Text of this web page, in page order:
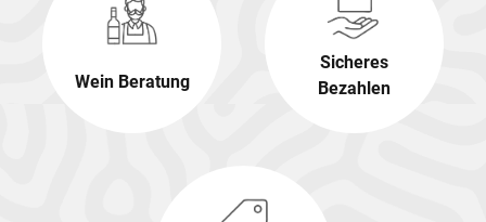
Wein Beratung
Sicheres
Bezahlen